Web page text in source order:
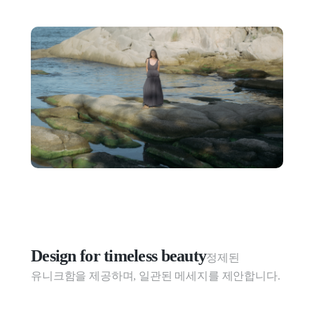
Design for timeless beauty정제된
유니크함을 제공하며, 일관된 메세지를 제안합니다.